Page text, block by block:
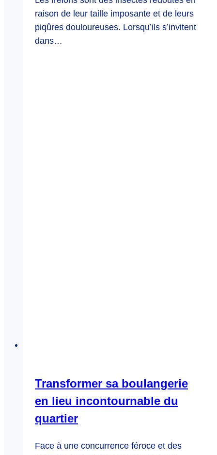
raison de leur taille imposante et de leurs
piqûres douloureuses. Lorsqu’ils s’invitent
dans…
Transformer sa boulangerie
en lieu incontournable du
quartier
Face à une concurrence féroce et des